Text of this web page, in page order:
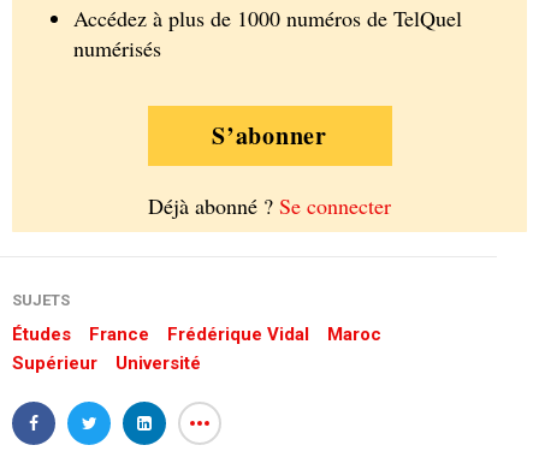
Accédez à plus de 1000 numéros de TelQuel
numérisés
S’abonner
Déjà abonné ? Se connecter
SUJETS
Études France Frédérique Vidal
Maroc
Supérieur
Université